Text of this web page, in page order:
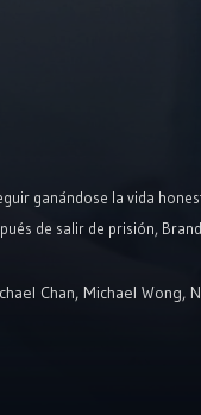
ganándose la vida
de salir de prisión,
Chan, Michael Wong,